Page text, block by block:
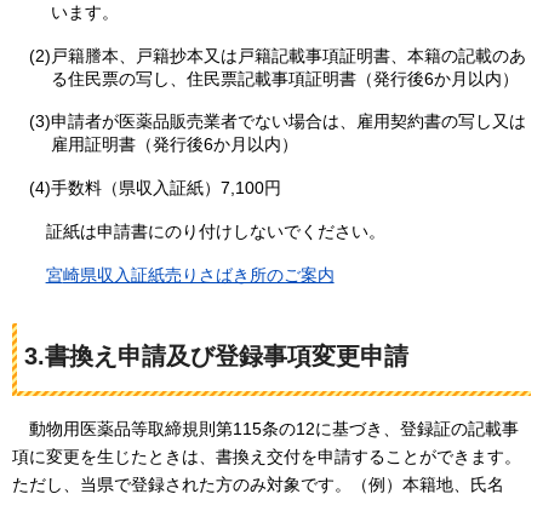
います。
(2)戸籍謄本、戸籍抄本又は戸籍記載事項証明書、本籍の記載のあ
る住民票の写し、住民票記載事項証明書（発行後6か月以内）
(3)申請者が医薬品販売業者でない場合は、雇用契約書の写し又は
雇用証明書（発行後6か月以内）
(4)手数料（県収入証紙）7,100円
証紙は申請書にのり付けしないでください。
宮崎県収入証紙売りさばき所のご案内
3.書換え申請及び登録事項変更申請
動物用 医薬品等取締規則第115条の12に基づき、登録証の記載事
項に変更を生じたときは、書換え交付を申請することができます。
ただし、当県で登録された方のみ対象です。（例）本籍地、氏名